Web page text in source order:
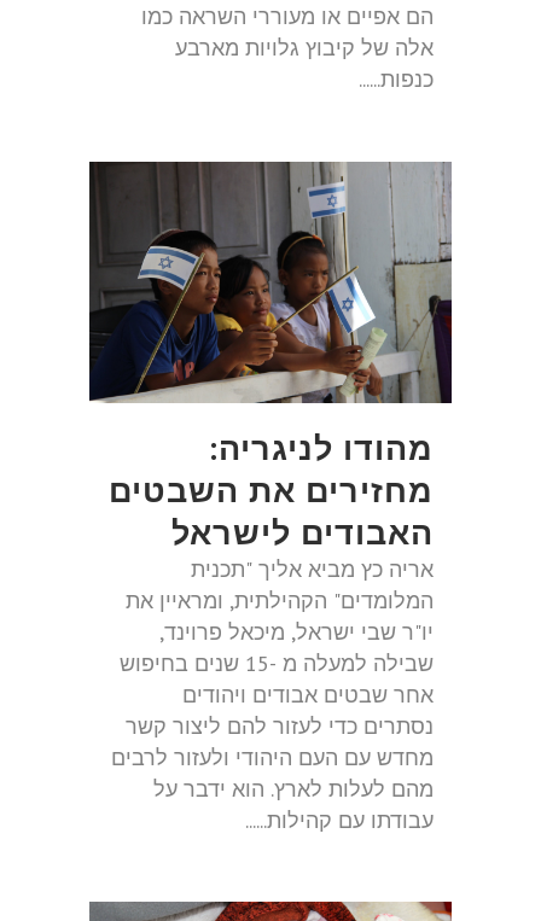
הם אפיים או מעוררי השראה כמו
אלה של קיבוץ גלויות מארבע
כנפות......
מהודו לניגריה:
מחזירים את השבטים
האבודים לישראל
אריה כץ מביא אליך "תכנית
המלומדים" הקהילתית, ומראיין את
יו"ר שבי ישראל, מיכאל פרוינד,
שבילה למעלה מ -15 שנים בחיפוש
אחר שבטים אבודים ויהודים
נסתרים כדי לעזור להם ליצור קשר
מחדש עם העם היהודי ולעזור לרבים
מהם לעלות לארץ. הוא ידבר על
עבודתו עם קהילות......